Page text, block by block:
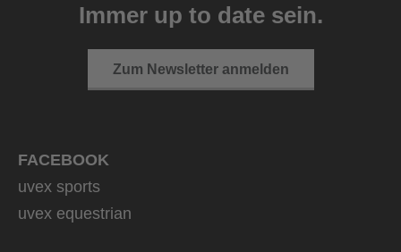
1 FarbvariantenImmer up to date sein.
Zum Newsletter anmelden
FACEBOOK
uvex sports
uvex equestrian